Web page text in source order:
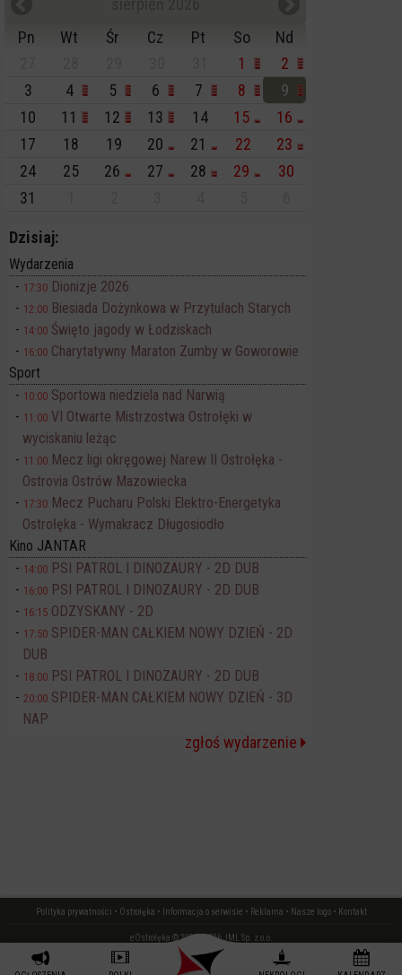
Pn
Wt Śr Cz Pt So
Nd
1
2
3
4 5 6 7 8
9
10
11 12 13 14 15
16
17
18 19 20 21 22
23
24
25 26 27 28 29
30
31
Dzisiaj:
Wydarzenia
17:30 Dionizje 2026
12:00 Biesiada Dożynkowa w Przytułach Starych
14:00 Święto jagody w Łodziskach
16:00 Charytatywny Maraton Zumby w Goworowie
Sport
10:00 Sportowa niedziela nad Narwią
11:00 VI Otwarte Mistrzostwa Ostrołęki w
wyciskaniu leżąc
11:00 Mecz ligi okręgowej Narew II Ostrołęka -
Ostrovia Ostrów Mazowiecka
17:30 Mecz Pucharu Polski Elektro-Energetyka
Ostrołęka - Wymakracz Długosiodło
Kino JANTAR
14:00 PSI PATROL I DINOZAURY - 2D DUB
16:00 PSI PATROL I DINOZAURY - 2D DUB
16:15 ODZYSKANY - 2D
17:50 SPIDER-MAN CAŁKIEM NOWY DZIEŃ - 2D
DUB
18:00 PSI PATROL I DINOZAURY - 2D DUB
20:00 SPIDER-MAN CAŁKIEM NOWY DZIEŃ - 3D
NAP
zgłoś wydarzenie
Polityka prywatności • Ostrołęka • Informacja o serwisie • Reklama • Nasze logo• Kontakt
eOstrołęka © 2006 - 2026 JML Sp. z o.o.